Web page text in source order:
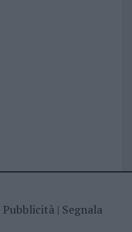
Pubblicità| Segnala